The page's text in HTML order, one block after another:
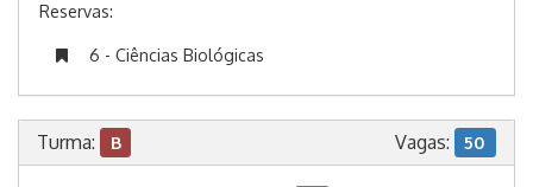
Reservas:
6 - Ciências Biológicas
Turma: B Vagas: 50